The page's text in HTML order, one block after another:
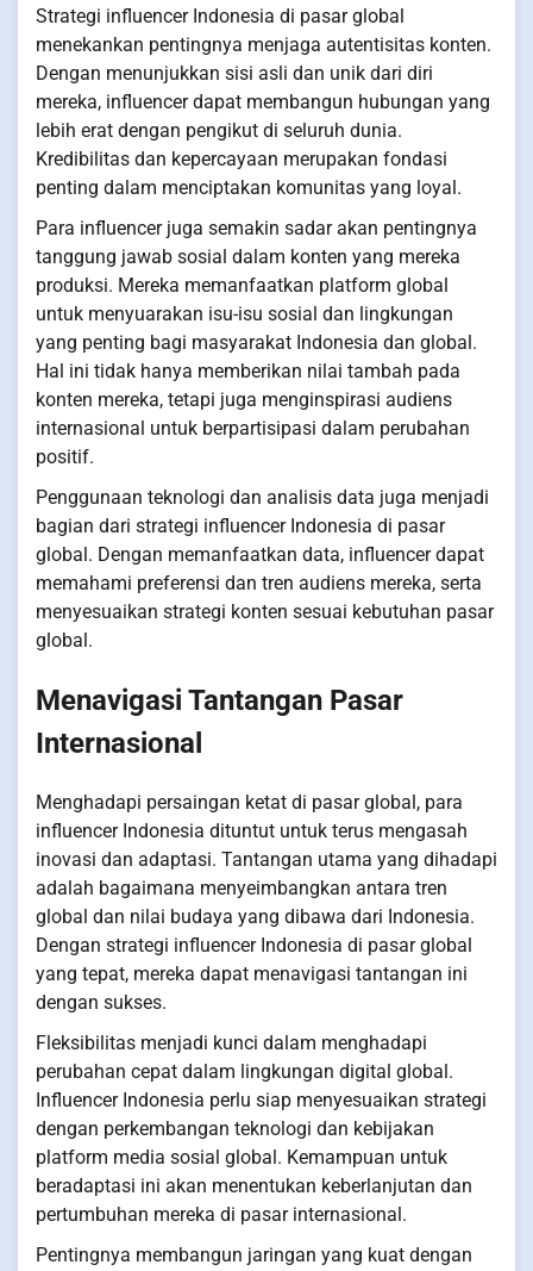
Strategi influencer Indonesia di pasar global
menekankan pentingnya menjaga autentisitas konten.
Dengan menunjukkan sisi asli dan unik dari diri
mereka, influencer dapat membangun hubungan yang
lebih erat dengan pengikut di seluruh dunia.
Kredibilitas dan kepercayaan merupakan fondasi
penting dalam menciptakan komunitas yang loyal.
Para influencer juga semakin sadar akan pentingnya
tanggung jawab sosial dalam konten yang mereka
produksi. Mereka memanfaatkan platform global
untuk menyuarakan isu-isu sosial dan lingkungan
yang penting bagi masyarakat Indonesia dan global.
Hal ini tidak hanya memberikan nilai tambah pada
konten mereka, tetapi juga menginspirasi audiens
internasional untuk berpartisipasi dalam perubahan
positif.
Penggunaan teknologi dan analisis data juga menjadi
bagian dari strategi influencer Indonesia di pasar
global. Dengan memanfaatkan data, influencer dapat
memahami preferensi dan tren audiens mereka, serta
menyesuaikan strategi konten sesuai kebutuhan pasar
global.
Menavigasi Tantangan Pasar
Internasional
Menghadapi persaingan ketat di pasar global, para
influencer Indonesia dituntut untuk terus mengasah
inovasi dan adaptasi. Tantangan utama yang dihadapi
adalah bagaimana menyeimbangkan antara tren
global dan nilai budaya yang dibawa dari Indonesia.
Dengan strategi influencer Indonesia di pasar global
yang tepat, mereka dapat menavigasi tantangan ini
dengan sukses.
Fleksibilitas menjadi kunci dalam menghadapi
perubahan cepat dalam lingkungan digital global.
Influencer Indonesia perlu siap menyesuaikan strategi
dengan perkembangan teknologi dan kebijakan
platform media sosial global. Kemampuan untuk
beradaptasi ini akan menentukan keberlanjutan dan
pertumbuhan mereka di pasar internasional.
Pentingnya membangun jaringan yang kuat dengan